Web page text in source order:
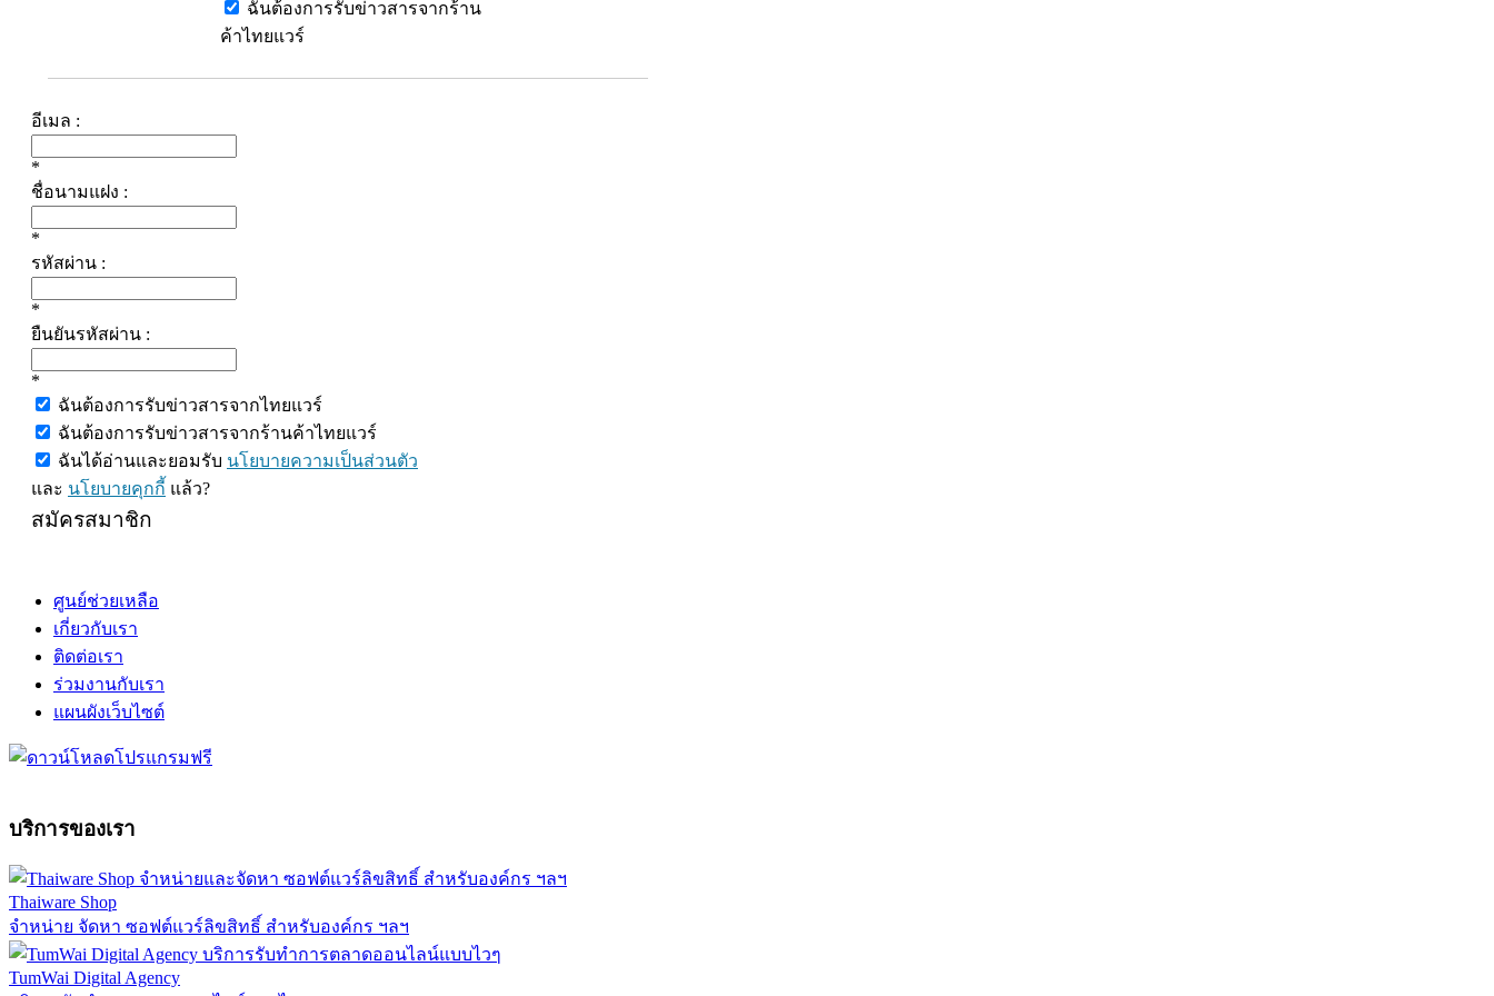
ฉันต้องการรับข่าวสารจากร้าน
ค้าไทยแวร์
อีเมล :
*
ชื่อนามแฝง :
*
รหัสผ่าน :
*
ยืนยันรหัสผ่าน :
*
ฉันต้องการรับข่าวสารจากไทยแวร์
ฉันต้องการรับข่าวสารจากร้านค้าไทยแวร์
ฉันได้อ่านและยอมรับ นโยบายความเป็นส่วนตัว
และ นโยบายคุกกี้ แล้ว?
สมัครสมาชิก
ศูนย์ช่วยเหลือ
เกี่ยวกับเรา
ติดต่อเรา
ร่วมงานกับเรา
แผนผังเว็บไซต์
บริการของเรา
Thaiware Shop
จำหน่าย จัดหา ซอฟต์แวร์ลิขสิทธิ์ สำหรับองค์กร ฯลฯ
TumWai Digital Agency